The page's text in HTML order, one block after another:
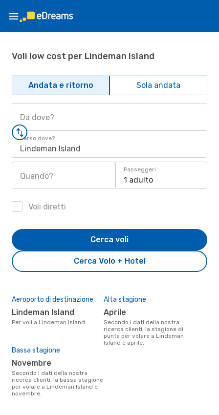
Voli low cost per Lindeman Island
Andata e ritorno Sola andata
Da dove?
Verso dove?
Lindeman Island
Quando?
Passeggeri
1 adulto
Voli diretti
Cerca Volo + Hotel
Cerca voli
Aeroporto di destinazione
Lindeman Island
Per voli a Lindeman Island
Alta stagione
aprile
Secondo i dati della nostra
ricerca clienti, la stagione di
punta per volare a Lindeman
Island è aprile.
Bassa stagione
novembre
Secondo i dati della nostra
ricerca clienti, la bassa stagione
per volare a Lindeman Island è
novembre.